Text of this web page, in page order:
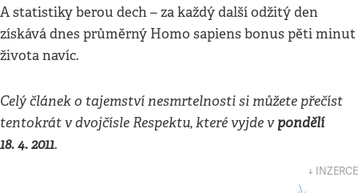
A statistiky berou dech – za každý další odžitý den
získává dnes průměrný Homo sapiens bonus pěti minut
života navíc.
Celý článek o tajemství nesmrtelnosti si můžete přečíst
tentokrát v dvojčísle Respektu, které vyjde vpondělí
18. 4. 2011.
↓ INZERCE